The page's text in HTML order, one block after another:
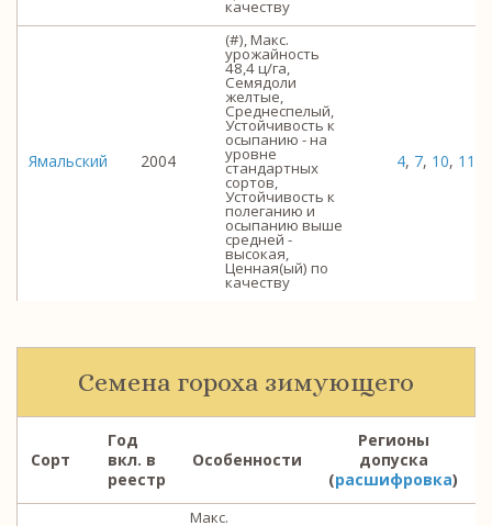
качеству
Ямальский 2004
(#), Макс.
урожайность
48,4 ц/га,
Семядоли
желтые,
Среднеспелый,
Устойчивость к
осыпанию - на
уровне
стандартных
сортов,
Устойчивость к
полеганию и
осыпанию выше
средней -
высокая,
Ценная(ый) по
качеству
4, 7, 10, 11
Семена гороха зимующего
Сорт
Год
вкл. в
реестр
Особенности
Регионы
допуска
(расшифровка)
Макс.